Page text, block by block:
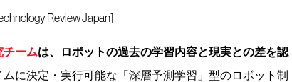
Review Japan]
チームは、ロボットの過去の学習内容と現実との差を認
に決定・実行可能な「深層予測学習」型のロボット制